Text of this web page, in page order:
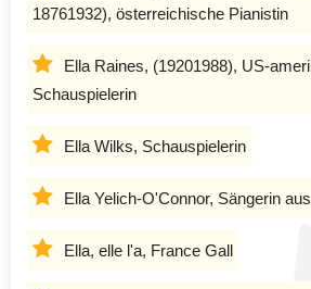
18761932), österreichische Pianistin
Ella Raines, (19201988), US-
Schauspielerin
Ella Wilks, Schauspielerin
Ella Yelich-O'Connor, Sängerin
Ella, elle l'a, France Gall